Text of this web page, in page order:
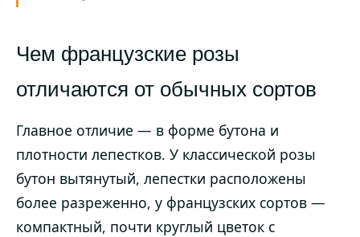
Чем французские розы
отличаются от обычных сортов
Главное отличие — в форме бутона и
плотности лепестков. У классической розы
бутон вытянутый, лепестки расположены
более разреженно, у французских сортов —
компактный, почти круглый цветок с